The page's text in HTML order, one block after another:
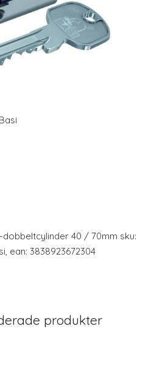
Basi
dobbeltcylinder 40 / 70mm sku:
ean: 3838923672304
produkter